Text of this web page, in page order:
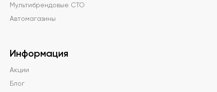
Мультибрендовые СТО
Автомагазины
Информация
Акции
Блог